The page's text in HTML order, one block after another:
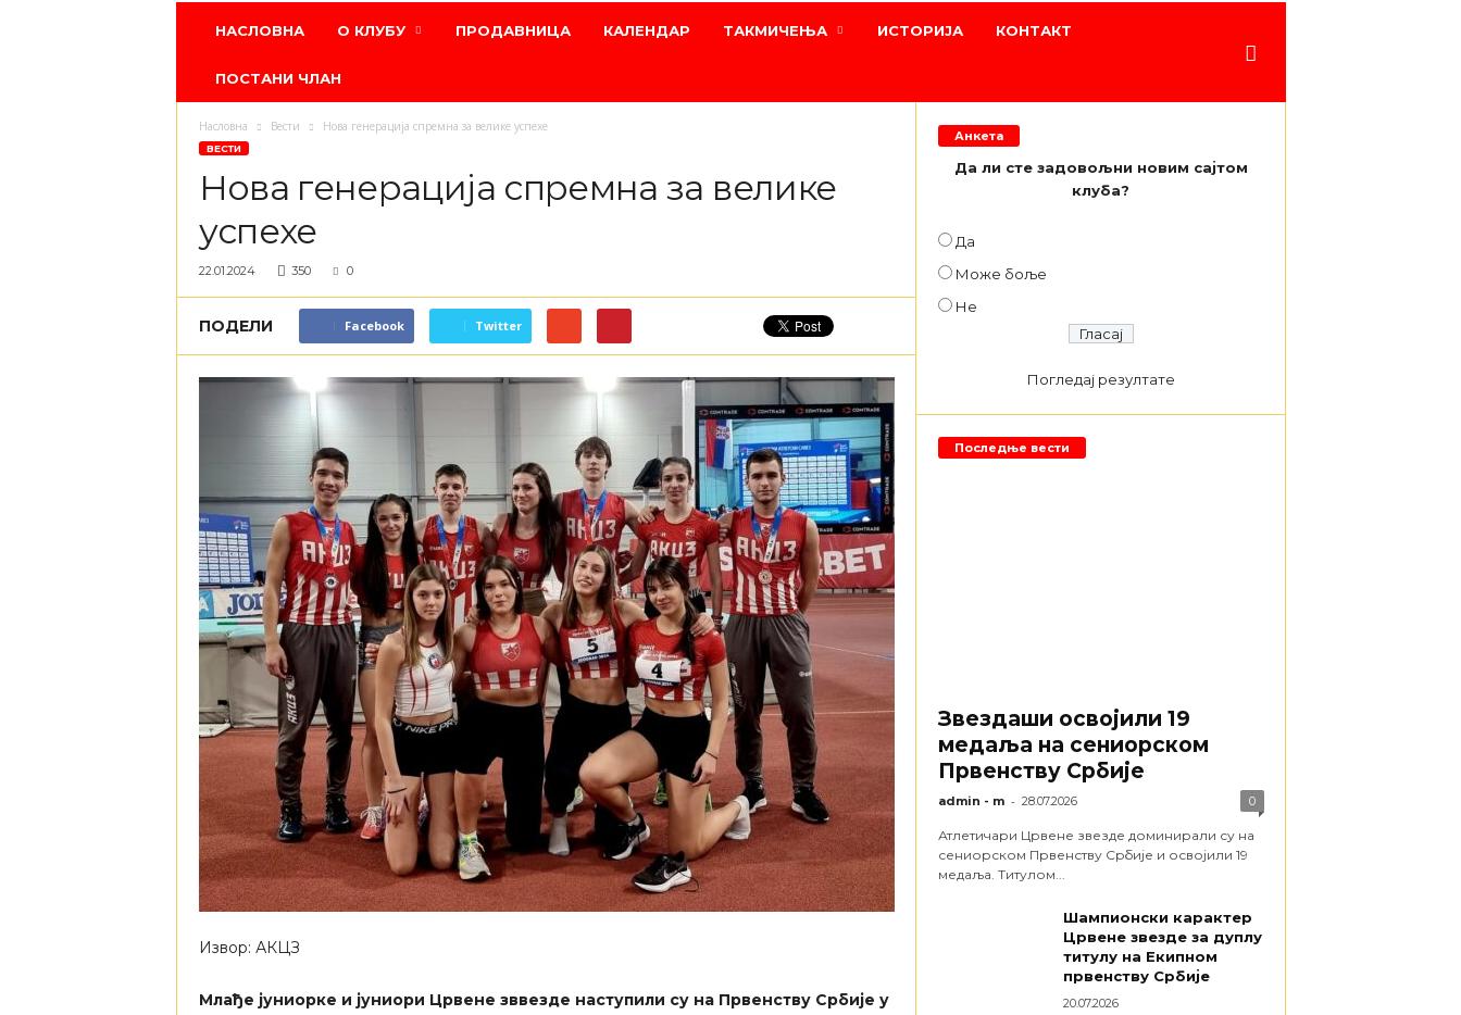
звезда
НАСЛОВНА О КЛУБУ ПРОДАВНИЦА КАЛЕНДАР ТАКМИЧЕЊА ИСТОРИЈА КОНТАКТ
ПОСТАНИ ЧЛАН
Насловна Вести Нова генерација спремна за велике успехе
ВЕСТИ
Нова генерација спремна за велике
успехе
22.01.2024 350 0
ПОДЕЛИ Facebook Twitter
Извор: АКЦЗ
Млађе јуниорке и јуниори Црвене зввезде наступили су на Првенству Србије у
Анкета
Да ли сте задовољни новим сајтом
клуба?
Да
Може боље
Не
Погледај резултате
Последње вести
Звездаши освојили 19
медаља на сениорском
Првенству Србије
admin - m - 28.07.2026 0
Атлетичари Црвене звезде доминирали су на
сениорском Првенству Србије и освојили 19
медаља. Титулом...
Шампионски карактер
Црвене звезде за дуплу
титулу на Екипном
првенству Србије
20.07.2026